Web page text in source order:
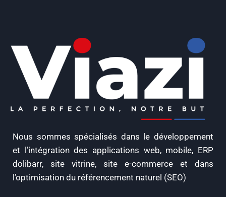
Nous sommes spécialisés dans le développement
et l’intégration des applications web, mobile, ERP
dolibarr, site vitrine, site e-commerce et dans
l’optimisation du référencement naturel (SEO)